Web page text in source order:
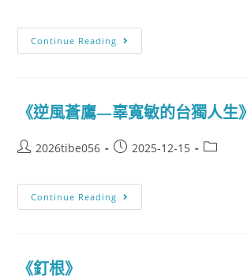
Continue Reading
《逆風蒼鷹—辜寬敏的台獨人生》
2026tibe056 2025-12-15
Continue Reading
《釘根》